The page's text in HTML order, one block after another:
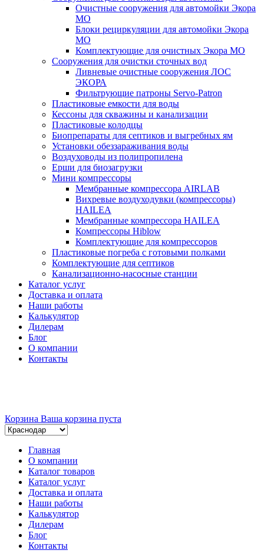
Очистные сооружения для автомойки Экора
МО
Блоки рециркуляции для автомойки Экора
МО
Комплектующие для очистных Экора МО
Сооружения для очистки сточных вод
Ливневые очистные сооружения ЛОС
ЭКОРА
Фильтрующие патроны Servo-Patron
Пластиковые емкости для воды
Кессоны для скважины и канализации
Пластиковые колодцы
Биопрепараты для септиков и выгребных ям
Установки обеззараживания воды
Воздуховоды из полипропилена
Ерши для биозагрузки
Мини компрессоры
Мембранные компрессора AIRLAB
Вихревые воздуходувки (компрессоры)
HAILEA
Мембранные компрессора HAILEA
Компрессоры Hiblow
Комплектующие для компрессоров
Пластиковые погреба с готовыми полками
Комплектующие для септиков
Канализационно-насосные станции
Каталог услуг
Доставка и оплата
Наши работы
Калькулятор
Дилерам
Блог
О компании
Контакты
Корзина Ваша корзина пуста
Главная
О компании
Каталог товаров
Каталог услуг
Доставка и оплата
Наши работы
Калькулятор
Дилерам
Блог
Контакты